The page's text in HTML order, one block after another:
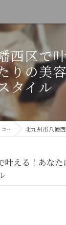
西区で
りの美
タイル
コラム 北九州市八幡西区で叶える！
叶える！あな